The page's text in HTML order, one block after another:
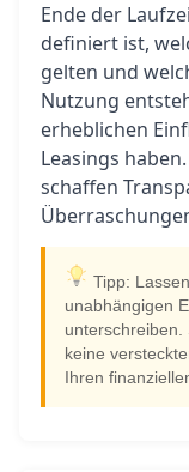
Ende der
definiert ist,
gelten und
Nutzung
erheblichen
Leasings
schaffen
Tipp:
unabhängigen
unterschreiben.
keine
Ihren